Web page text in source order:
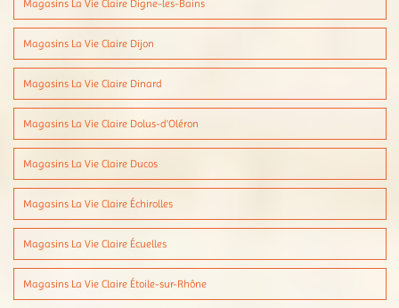
Magasins La Vie Claire Digne-les-Bains
Magasins La Vie Claire Dijon
Magasins La Vie Claire Dinard
Magasins La Vie Claire Dolus-d'Oléron
Magasins La Vie Claire Ducos
Magasins La Vie Claire Échirolles
Magasins La Vie Claire Écuelles
Magasins La Vie Claire Étoile-sur-Rhône